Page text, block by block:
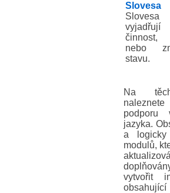
Slovesa
Slovesa
vyjadřují
činnost,
nebo
stavu.
Na
podporu
jazyka.
a logicky
modulů,
vytvořit